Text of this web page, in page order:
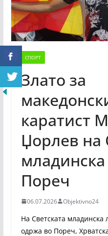
СПОРТ
Злато за
каратист
Џорлев на
Пореч
06.07.2026 Objektivno24
На Светската младинска
одржа во Пореч,